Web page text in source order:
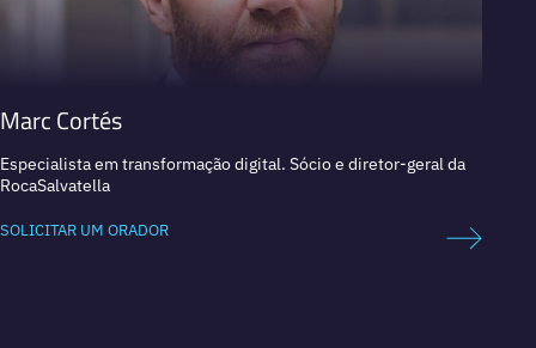
Marc Cortés
Especialista em transformação digital. Sócio e diretor-geral da
RocaSalvatella
SOLICITAR UM ORADOR